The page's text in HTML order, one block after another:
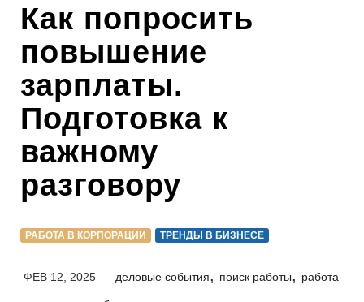
Как попросить
повышение
зарплаты.
Подготовка к
важному
разговору
РАБОТА В КОРПОРАЦИИ ТРЕНДЫ В БИЗНЕСЕ
ФЕВ 12, 2025 деловые события, поиск работы, работа